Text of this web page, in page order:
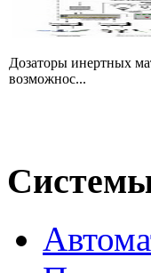
Дозаторы инертных
возможнос...